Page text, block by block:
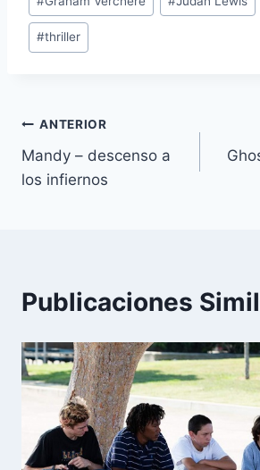
#thriller
Navegación
de
ANTERIOR
Mandy – descenso a
los infiernos
Publicaciones